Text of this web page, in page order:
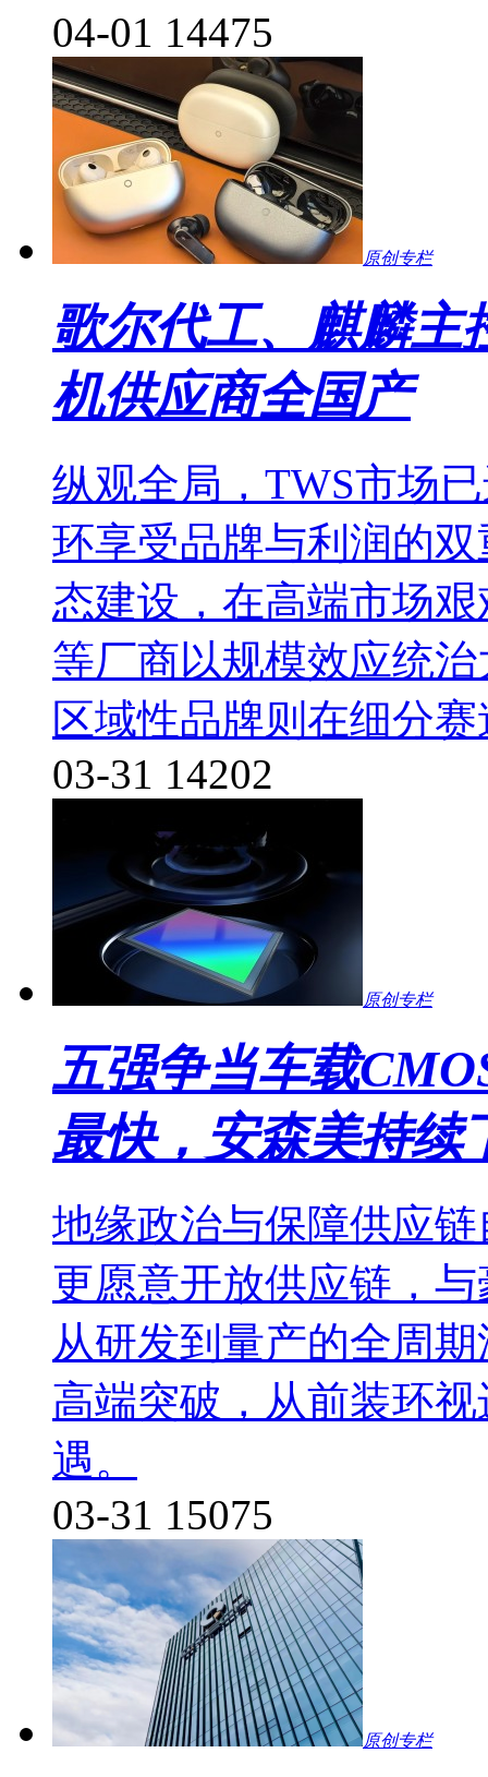
04-01 14475
原创专栏
歌尔代工、麒麟主
机供应商全国产
纵观全局，TWS市场
环享受品牌与利润的
态建设，在高端市场
等厂商以规模效应统
区域性品牌则在细分
03-31 14202
原创专栏
五强争当车载
最快，安森美持续
地缘政治与保障供应
更愿意开放供应链，
从研发到量产的全周
高端突破，从前装环
遇。
03-31 15075
原创专栏